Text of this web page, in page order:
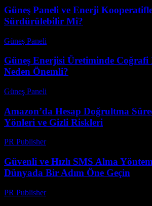
Güneş Paneli ve Enerji
Sürdürülebilir Mi?
Güneş Paneli
Güneş Enerjisi Üretiminde Coğrafi
Neden Önemli?
Güneş Paneli
Amazon’da Hesap Doğrultma
Yönleri ve Gizli Riskleri
PR Publisher-
Güvenli ve Hızlı SMS Alma
Dünyada Bir Adım Öne Geçin
PR Publisher-